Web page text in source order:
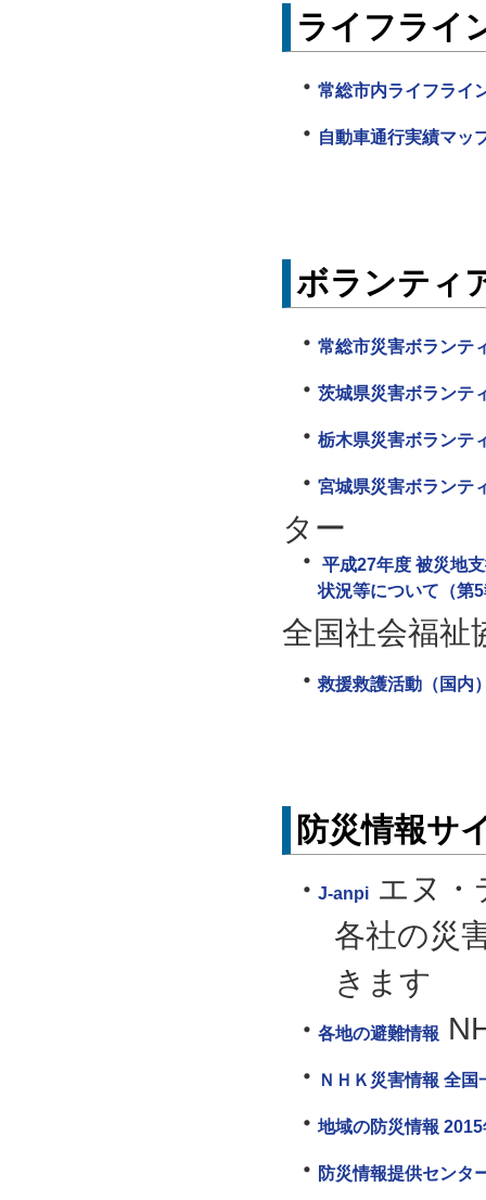
ライフライ
常総市内ライフライ
自動車通行実績マッ
ボランティ
常総市災害ボランテ
茨城県災害ボランテ
栃木県災害ボランテ
宮城県災害ボランテ
ター
平成27年度 被災地
状況等について（第
全国社会福祉
救援救護活動（国内
防災情報サ
J-anpi エヌ・
各社の災
きます
各地の避難情報
ＮＨＫ災害情報 全国
地域の防災情報
防災情報提供センタ